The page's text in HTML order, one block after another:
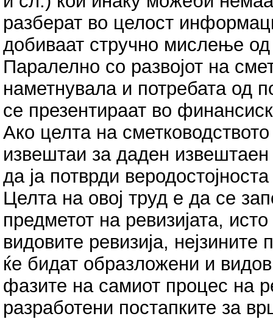
разберат во целост
добиваат стручно мислење
Паралелно со развојот на
наметнувала и потребата од
се презентираат во
Ако целта на
извештаи за даден
да ја потврди
Целта на овој труд е да се
предметот на ревизијата,
видовите ревизија,
ќе бидат образложени и
фазите на самиот процес на
разработени постапките за